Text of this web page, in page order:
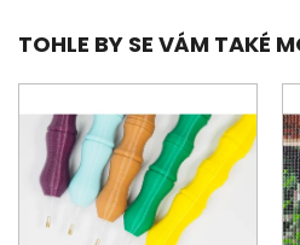
TOHLE BY SE VÁM TAKÉ